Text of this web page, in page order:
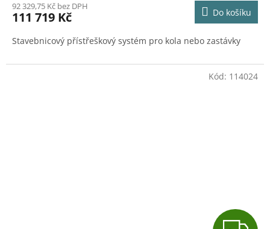
92 329,75 Kč bez DPH
111 719 Kč Do košíku
Stavebnicový přístřeškový systém pro kola nebo zastávky
Kód: 114024